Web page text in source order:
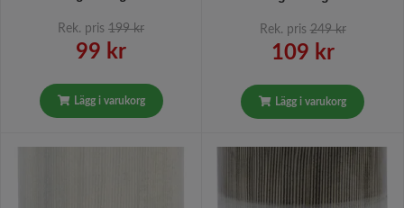
Rek. pris 199 kr
99 kr
Lägg i varukorg
Rek. pris 249 kr
109 kr
Lägg i varukorg